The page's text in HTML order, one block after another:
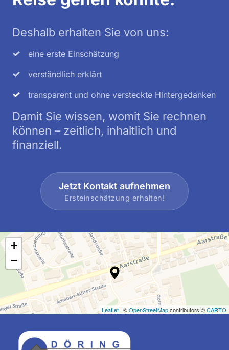
Deshalb erhalten Sie von uns:
eine erste Einschätzung
verständlich erklärt
transparent und ohne versteckte Hintergedanken
Damit Sie wissen, womit Sie rechnen
können – zeitlich, inhaltlich und
finanziell.
Jetzt Kontakt aufnehmen
Ersteinschätzung erhalten!
+
−
Leaflet | ©OpenStreetMapcontributors ©CARTO